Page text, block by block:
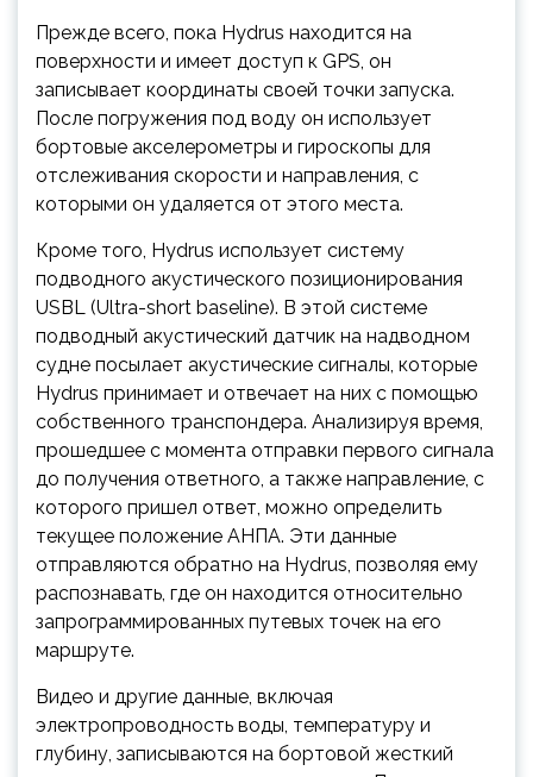
Прежде всего, пока Hydrus находится на
поверхности и имеет доступ к GPS, он
записывает координаты своей точки запуска.
После погружения под воду он использует
бортовые акселерометры и гироскопы для
отслеживания скорости и направления, с
которыми он удаляется от этого места.
Кроме того, Hydrus использует систему
подводного акустического позиционирования
USBL (Ultra-short baseline). В этой системе
подводный акустический датчик на надводном
судне посылает акустические сигналы, которые
Hydrus принимает и отвечает на них с помощью
собственного транспондера. Анализируя время,
прошедшее с момента отправки первого сигнала
до получения ответного, а также направление, с
которого пришел ответ, можно определить
текущее положение АНПА. Эти данные
отправляются обратно на Hydrus, позволяя ему
распознавать, где он находится относительно
запрограммированных путевых точек на его
маршруте.
Видео и другие данные, включая
электропроводность воды, температуру и
глубину, записываются на бортовой жесткий